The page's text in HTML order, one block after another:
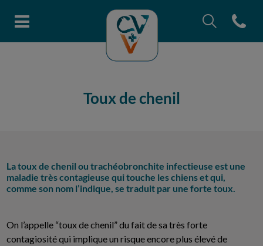
Page d'accueil de Clinique
Open
Recherche
Toux de chenil
La toux de chenil ou trachéobronchite infectieuse est une
maladie très contagieuse qui touche les chiens et qui,
comme son nom l’indique, se traduit par une forte toux.
On l’appelle “toux de chenil” du fait de sa très forte
contagiosité qui implique un risque encore plus élevé de